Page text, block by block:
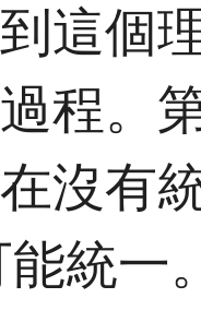
這個
程。
沒有
統一